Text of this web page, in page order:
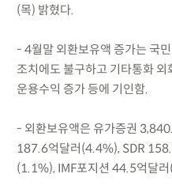
(목) 밝혔다.
- 4월말 외환보유액 증가는 국
조치에도 불구하고 기타통화
운용수익 증가 등에 기인함.
- 외환보유액은 유가증권
187.6억달러(4.4%), SDR
(1.1%), IMF포지션 44.5억달